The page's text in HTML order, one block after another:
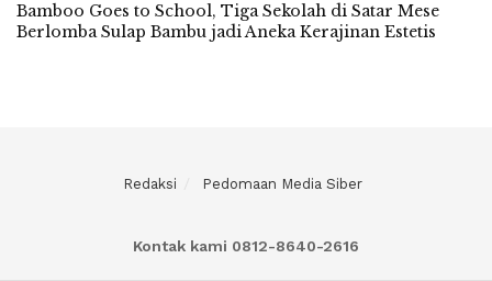
Bamboo Goes to School, Tiga Sekolah di Satar Mese
Berlomba Sulap Bambu jadi Aneka Kerajinan Estetis
Redaksi Pedomaan Media Siber
Kontak kami 0812-8640-2616